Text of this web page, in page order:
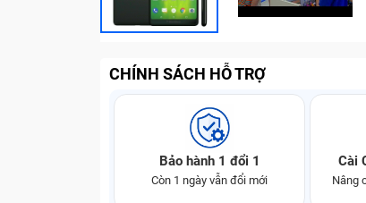
CHÍNH SÁCH HỖ TRỢ
Bảo hành 1 đổi 1
Còn 1 ngày vẫn đổi mới
Cài
Nâng